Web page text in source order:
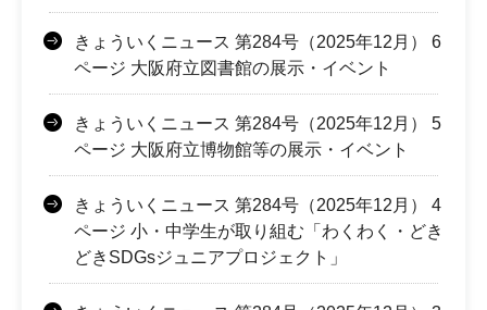
きょういくニュース 第284号（2025年12月） 6
ページ 大阪府立図書館の展示・イベント
きょういくニュース 第284号（2025年12月） 5
ページ 大阪府立博物館等の展示・イベント
きょういくニュース 第284号（2025年12月） 4
ページ 小・中学生が取り組む「わくわく・どき
どきSDGsジュニアプロジェクト」